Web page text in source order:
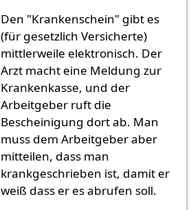
Den "Krankenschein" gibt es
(für gesetzlich Versicherte)
mittlerweile elektronisch. Der
Arzt macht eine Meldung zur
Krankenkasse, und der
Arbeitgeber ruft die
Bescheinigung dort ab. Man
muss dem Arbeitgeber aber
mitteilen, dass man
krankgeschrieben ist, damit er
weiß dass er es abrufen soll.